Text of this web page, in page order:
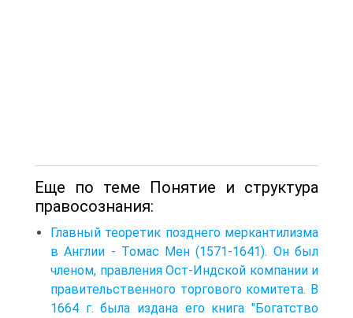
Еще по теме Понятие и структура
правосознания:
Главный теоретик позднего меркантилизма
в Англии - Томас Мен (1571-1641). Он был
членом, правления Ост-Индской компании и
правительственного торгового комитета. В
1664 г. была издана его книга "Богатство